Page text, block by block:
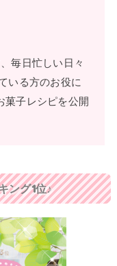
毎日忙しい日々
いる方のお役に
菓子レシピを公開
ング1位♪